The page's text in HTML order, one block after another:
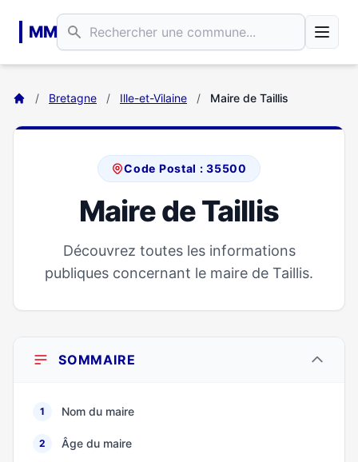
MM
/ Bretagne / Ille-et-Vilaine / Maire de Taillis
Code Postal : 35500
Maire de Taillis
Découvrez toutes les informations
publiques concernant le maire de Taillis.
SOMMAIRE
1 Nom du maire
2 Âge du maire